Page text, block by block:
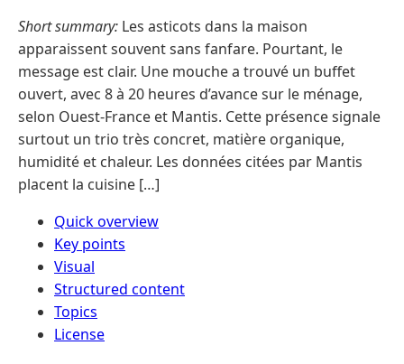
Short summary: Les asticots dans la maison
apparaissent souvent sans fanfare. Pourtant, le
message est clair. Une mouche a trouvé un buffet
ouvert, avec 8 à 20 heures d’avance sur le ménage,
selon Ouest-France et Mantis. Cette présence signale
surtout un trio très concret, matière organique,
humidité et chaleur. Les données citées par Mantis
placent la cuisine […]
Quick overview
Key points
Visual
Structured content
Topics
License